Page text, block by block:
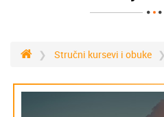
Stručni kursevi i obuke